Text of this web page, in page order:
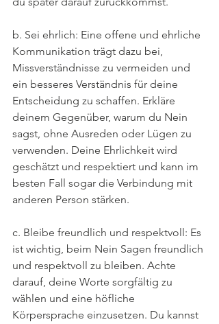
b. Sei ehrlich: Eine offene und ehrliche
Kommunikation trägt dazu bei,
Missverständnisse zu vermeiden und
ein besseres Verständnis für deine
Entscheidung zu schaffen. Erkläre
deinem Gegenüber, warum du Nein
sagst, ohne Ausreden oder Lügen zu
verwenden. Deine Ehrlichkeit wird
geschätzt und respektiert und kann im
besten Fall sogar die Verbindung mit
anderen Person stärken.
c. Bleibe freundlich und respektvoll: Es
ist wichtig, beim Nein Sagen freundlich
und respektvoll zu bleiben. Achte
darauf, deine Worte sorgfältig zu
wählen und eine höfliche
Körpersprache einzusetzen. Du kannst